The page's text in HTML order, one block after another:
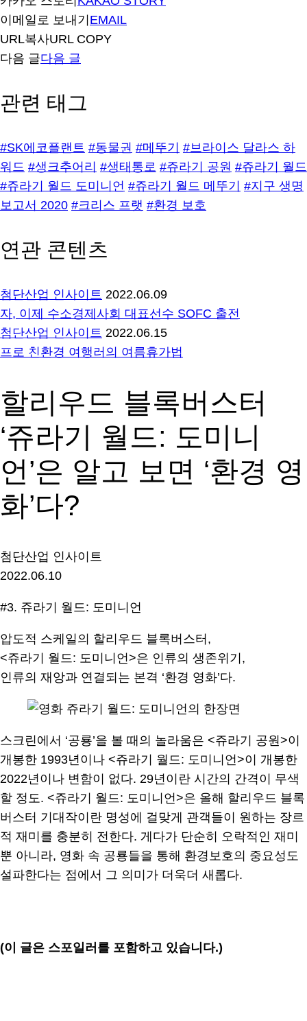
이메일로 보내기 EMAIL
URL복사URL COPY
다음 글다음 글
관련 태그
#SK에코플랜트 #동물권 #메뚜기
#브라이스 달라스 하
워드 #생크추어리 #생태통로 #쥬라기 공원 #쥬라기 월드
#쥬라기 월드 도미니언 #쥬라기 월드 메뚜기
#지구 생명
보고서 2020 #크리스 프랫 #환경 보호
연관 콘텐츠
첨단산업 인사이트 2022.06.09
자, 이제 수소경제사회 대표선수 SOFC 출전
첨단산업 인사이트 2022.06.15
프로 친환경 여행러의 여름휴가법
할리우드 블록버스터
‘쥬라기 월드: 도미니
언’은 알고 보면 ‘환경 영
화’다?
첨단산업 인사이트
2022.06.10
#3. 쥬라기 월드: 도미니언
압도적 스케일의 할리우드 블록버스터,
<쥬라기 월드: 도미니언>은 인류의 생존위기,
인류의 재앙과 연결되는 본격 ‘환경 영화’다.
스크린에서 ‘공룡’을 볼 때의 놀라움은 <쥬라기 공원>이
개봉한 1993년이나 <쥬라기 월드: 도미니언>이 개봉한
2022년이나 변함이 없다. 29년이란 시간의 간격이 무색
할 정도. <쥬라기 월드: 도미니언>은 올해 할리우드 블록
버스터 기대작이란 명성에 걸맞게 관객들이 원하는 장르
적 재미를 충분히 전한다. 게다가 단순히 오락적인 재미
뿐 아니라, 영화 속 공룡들을 통해 환경보호의 중요성도
설파한다는 점에서 그 의미가 더욱더 새롭다.
(이 글은 스포일러를 포함하고 있습니다.)